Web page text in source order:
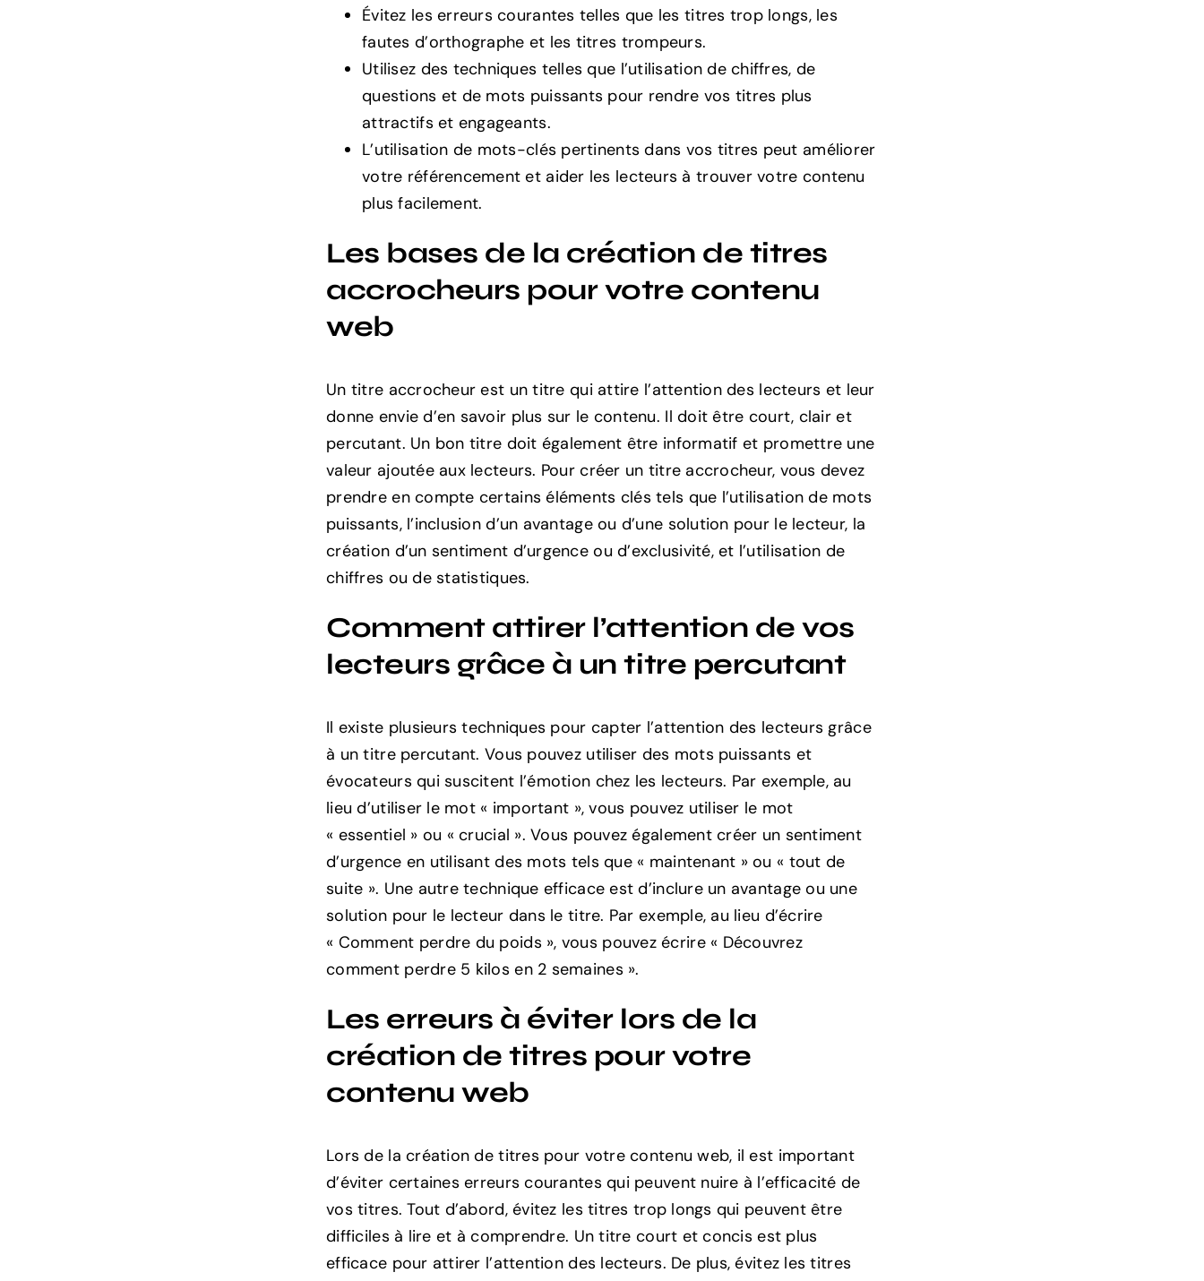
Évitez les erreurs courantes telles que les titres trop longs, les
fautes d’orthographe et les titres trompeurs.
Utilisez des techniques telles que l’utilisation de chiffres, de
questions et de mots puissants pour rendre vos titres plus
attractifs et engageants.
L’utilisation de mots-clés pertinents dans vos titres peut améliorer
votre référencement et aider les lecteurs à trouver votre contenu
plus facilement.
Les bases de la création de titres
accrocheurs pour votre contenu
web
Un titre accrocheur est un titre qui attire l’attention des lecteurs et leur
donne envie d’en savoir plus sur le contenu. Il doit être court, clair et
percutant. Un bon titre doit également être informatif et promettre une
valeur ajoutée aux lecteurs. Pour créer un titre accrocheur, vous devez
prendre en compte certains éléments clés tels que l’utilisation de mots
puissants, l’inclusion d’un avantage ou d’une solution pour le lecteur, la
création d’un sentiment d’urgence ou d’exclusivité, et l’utilisation de
chiffres ou de statistiques.
Comment attirer l’attention de vos
lecteurs grâce à un titre percutant
Il existe plusieurs techniques pour capter l’attention des lecteurs grâce
à un titre percutant. Vous pouvez utiliser des mots puissants et
évocateurs qui suscitent l’émotion chez les lecteurs. Par exemple, au
lieu d’utiliser le mot « important », vous pouvez utiliser le mot
« essentiel » ou « crucial ». Vous pouvez également créer un sentiment
d’urgence en utilisant des mots tels que « maintenant » ou « tout de
suite ». Une autre technique efficace est d’inclure un avantage ou une
solution pour le lecteur dans le titre. Par exemple, au lieu d’écrire
« Comment perdre du poids », vous pouvez écrire « Découvrez
comment perdre 5 kilos en 2 semaines ».
Les erreurs à éviter lors de la
création de titres pour votre
contenu web
Lors de la création de titres pour votre contenu web, il est important
d’éviter certaines erreurs courantes qui peuvent nuire à l’efficacité de
vos titres. Tout d’abord, évitez les titres trop longs qui peuvent être
difficiles à lire et à comprendre. Un titre court et concis est plus
efficace pour attirer l’attention des lecteurs. De plus, évitez les titres